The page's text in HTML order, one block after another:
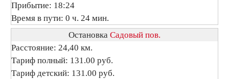
Прибытие: 18:24
Время в пути: 0 ч. 24 мин.
Остановка Садовый пов.
Расстояние: 24,40 км.
Тариф полный: 131.00 руб.
Тариф детский: 131.00 руб.